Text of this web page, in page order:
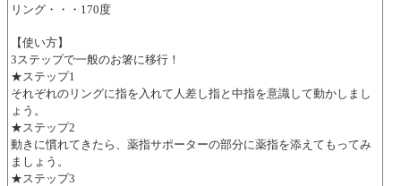
リング・・・170度
【使い方】
3ステップで一般のお箸に移行！
★ステップ1
それぞれのリングに指を入れて人差し指と中指を意識して動かしまし
ょう。
★ステップ2
動きに慣れてきたら、薬指サポーターの部分に薬指を添えてもってみ
ましょう。
★ステップ3